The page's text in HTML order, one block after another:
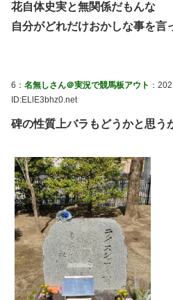
花自体史実と無関係だもんな
自分がどれだけおかしな事を言
6： 名無しさん＠実況で競馬板アウト ：
ID:ELlE3bhz0.net
碑の性質上バラもどうかと思う